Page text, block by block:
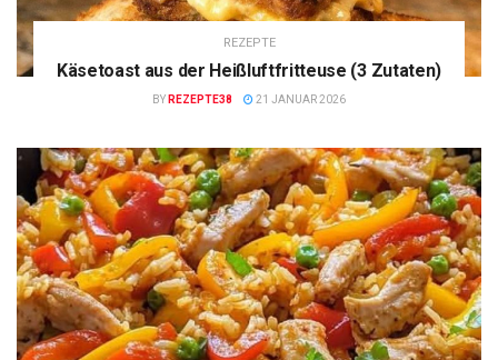
REZEPTE
Käsetoast aus der Heißluftfritteuse (3 Zutaten)
BY REZEPTE38 21 JANUAR 2026